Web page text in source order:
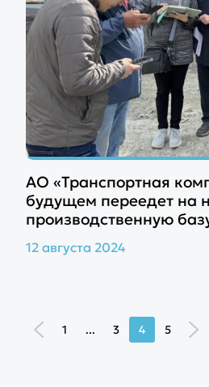
АО «Транспортная
будущем переедет на
производственную
12 августа 2024
1 ... 3 4 5